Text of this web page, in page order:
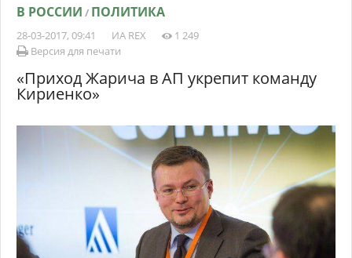
В РОССИИ / ПОЛИТИКА
28-03-2017, 09:41 ИА REX
1 249
Версия для печати
«Приход Жарича в АП укрепит команду
Кириенко»